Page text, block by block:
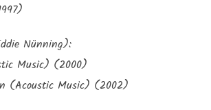
Nünning):
Music) (2000)
(Acoustic Music) (2002)